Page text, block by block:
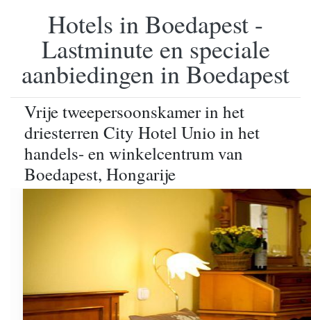
Hotels in Boedapest -
Lastminute en speciale
aanbiedingen in Boedapest
Vrije tweepersoonskamer in het
driesterren City Hotel Unio in het
handels- en winkelcentrum van
Boedapest, Hongarije